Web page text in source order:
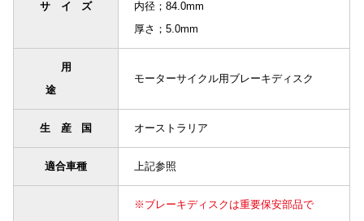
サイズ
内径；84.0mm
厚さ；5.0mm
用
途
モーターサイクル用ブレーキディスク
生産国 オーストラリア
適合車種 上記参照
※ブレーキディスクは重要保安部品で